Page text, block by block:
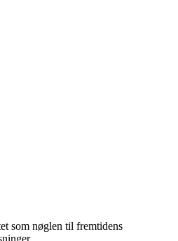
som nøglen til fremtidens